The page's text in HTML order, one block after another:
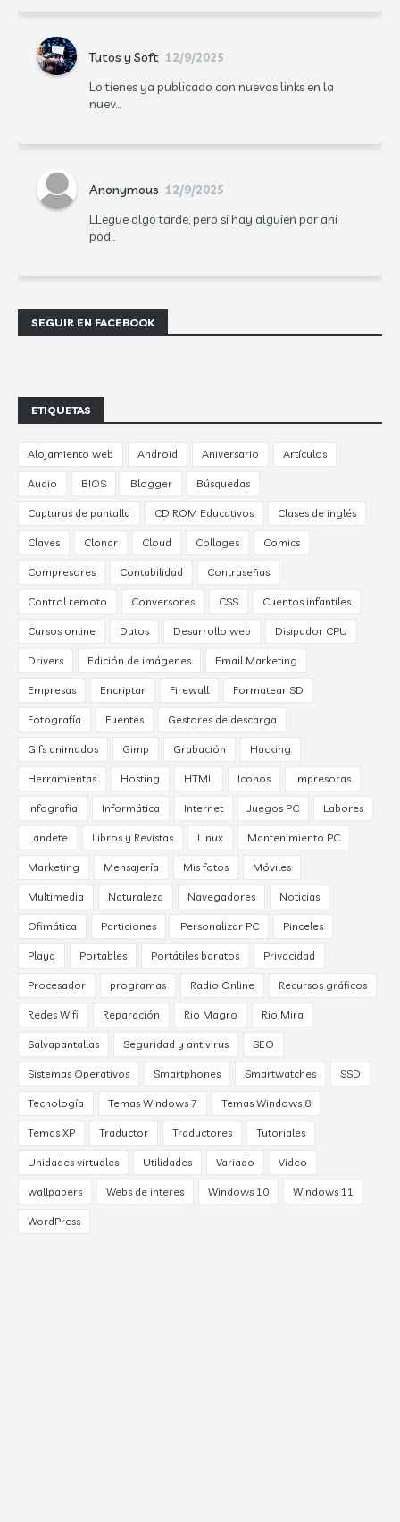
Tutos y Soft 12/9/2025
Lo tienes ya publicado con nuevos links en la
nuev...
Anonymous 12/9/2025
LLegue algo tarde, pero si hay alguien por ahi
pod...
SEGUIR EN FACEBOOK
ETIQUETAS
Alojamiento web Android Aniversario Artículos
Audio BIOS Blogger Búsquedas
Capturas de pantalla CD ROM Educativos Clases de inglés
Claves Clonar Cloud Collages Comics
Compresores Contabilidad Contraseñas
Control remoto Conversores CSS Cuentos infantiles
Cursos online Datos Desarrollo web Disipador CPU
Drivers Edición de imágenes Email Marketing
Empresas Encriptar Firewall Formatear SD
Fotografía Fuentes Gestores de descarga
Gifs animados Gimp Grabación Hacking
Herramientas Hosting HTML Iconos Impresoras
Infografía Informática Internet Juegos PC Labores
Landete Libros y Revistas Linux Mantenimiento PC
Marketing Mensajería Mis fotos Móviles
Multimedia Naturaleza Navegadores Noticias
Ofimática Particiones Personalizar PC Pinceles
Playa Portables Portátiles baratos Privacidad
Procesador programas Radio Online Recursos gráficos
Redes Wifi Reparación Rio Magro Rio Mira
Salvapantallas Seguridad y antivirus SEO
Sistemas Operativos Smartphones Smartwatches SSD
Tecnología Temas Windows 7 Temas Windows 8
Temas XP Traductor Traductores Tutoriales
Unidades virtuales Utilidades Variado Video
wallpapers Webs de interes Windows 10 Windows 11
WordPress